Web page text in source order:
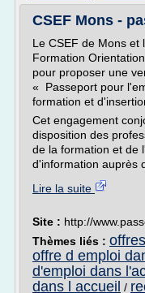
CSEF Mons -
Le CSEF de Mons et
Formation
pour proposer une
« Passeport pour
formation et
Cet engagement
disposition des
de la formation et de
d'information auprès
Lire la suite
Site : http://
Thèmes liés :
offre d emploi
d'emploi dans
dans l accueil /